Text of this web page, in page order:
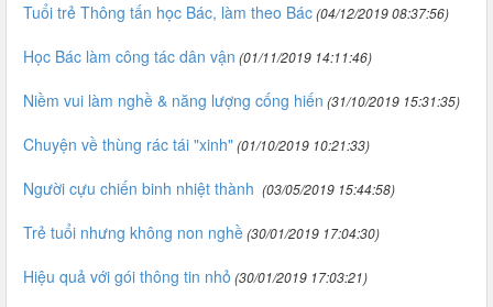
Tuổi trẻ Thông tấn học Bác, làm theo Bác(04/12/2019 08:37:56)
Học Bác làm công tác dân vận (01/11/2019 14:11:46)
Niềm vui làm nghề & năng lượng cống hiến (31/10/2019 15:31:35)
Chuyện về thùng rác tái "xinh"(01/10/2019 10:21:33)
Người cựu chiến binh nhiệt thành (03/05/2019 15:44:58)
Trẻ tuổi nhưng không non nghề(30/01/2019 17:04:30)
Hiệu quả với gói thông tin nhỏ (30/01/2019 17:03:21)